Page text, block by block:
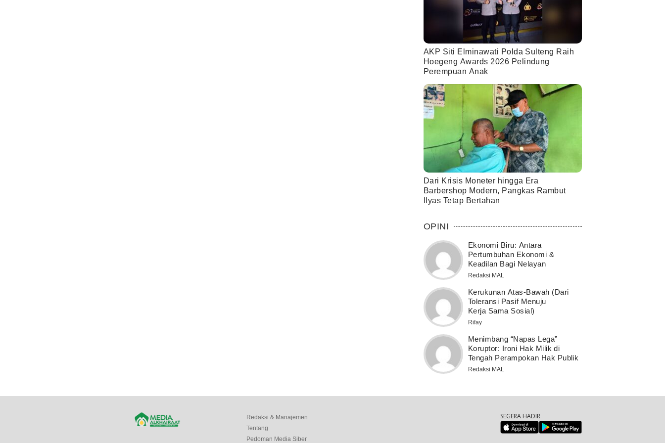
AKP Siti Elminawati Polda Sulteng Raih
Hoegeng Awards 2026 Pelindung
Perempuan Anak
Dari Krisis Moneter hingga Era
Barbershop Modern, Pangkas Rambut
Ilyas Tetap Bertahan
OPINI
Ekonomi Biru: Antara
Pertumbuhan Ekonomi &
Keadilan Bagi Nelayan
Redaksi MAL
Kerukunan Atas-Bawah (Dari
Toleransi Pasif Menuju
Kerja Sama Sosial)
Rifay
Menimbang “Napas Lega”
Koruptor: Ironi Hak Milik di
Tengah Perampokan Hak Publik
Redaksi MAL
Redaksi & Manajemen
Tentang
Pedoman Media Siber
SEGERA HADIR